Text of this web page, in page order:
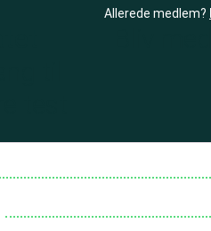
Allerede medlem?